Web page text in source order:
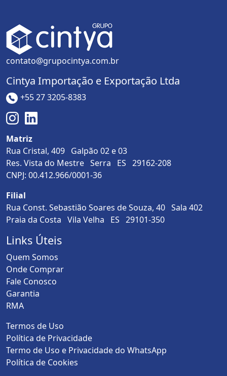
contato@grupocintya.com.br
Cintya Importação e Exportação Ltda
+55 27 3205-8383
Matriz
Rua Cristal, 409 Galpão 02 e 03
Res. Vista do Mestre Serra ES 29162-208
CNPJ: 00.412.966/0001-36
Filial
Rua Const. Sebastião Soares de Souza, 40 Sala 402
Praia da Costa Vila Velha ES 29101-350
Links Úteis
Quem Somos
Onde Comprar
Fale Conosco
Garantia
RMA
Termos de Uso
Política de Privacidade
Termo de Uso e Privacidade do WhatsApp
Política de Cookies